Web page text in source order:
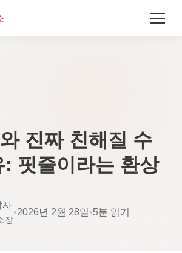
진짜 친해질 수
: 핏줄이라는 환상
사
장
•2026년 2월 28일•5분 읽기